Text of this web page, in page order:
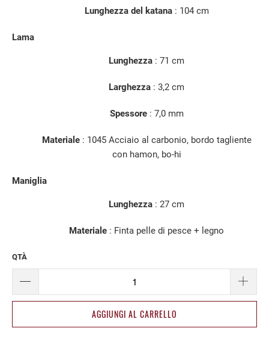
Lunghezza del katana: 104cm
Lama
Lunghezza : 71 cm
Larghezza : 3,2 cm
Spessore : 7,0 mm
Materiale : 1045 Acciaio al carbonio, bordo tagliente
con hamon, bo-hi
Maniglia
Lunghezza : 27 cm
Materiale : Finta pelle di pesce + legno
QTÀ
AGGIUNGI AL CARRELLO